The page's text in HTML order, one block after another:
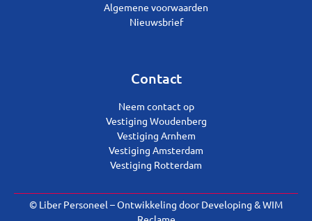
Algemene voorwaarden
Nieuwsbrief
Contact
Neem contact op
Vestiging Woudenberg
Vestiging Arnhem
Vestiging Amsterdam
Vestiging Rotterdam
© Liber Personeel – Ontwikkeling doorDeveloping &WIM